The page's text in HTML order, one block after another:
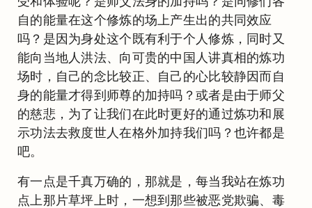
自的能量在这个修炼的场上产生出的共同效应
吗？是因为身处这个既有利于个人修炼，同时又
能向当地人洪法、向可贵的中国人讲真相的炼功
场时，自己的念比较正、自己的心比较静因而自
身的能量才得到师尊的加持吗？或者是由于师父
的慈悲，为了让我们在此时更好的通过炼功和展
示功法去救度世人在格外加持我们吗？也许都是
吧。
有一点是千真万确的，那就是，每当我站在炼功
点上那片草坪上时，一想到那些被恶党欺骗、毒